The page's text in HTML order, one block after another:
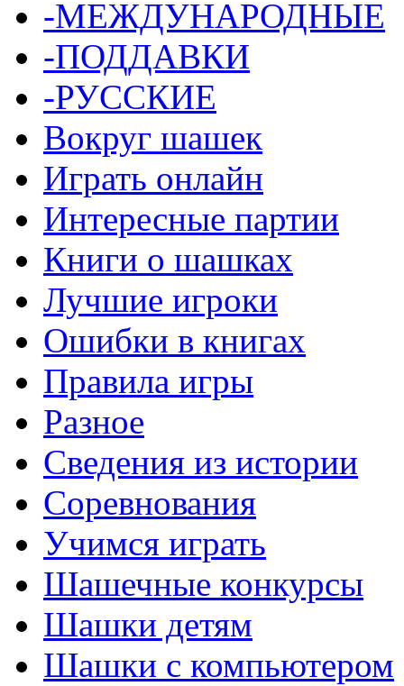
-МЕЖДУНАРОДНЫЕ
-ПОДДАВКИ
-РУССКИЕ
Вокруг шашек
Играть онлайн
Интересные партии
Книги о шашках
Лучшие игроки
Ошибки в книгах
Правила игры
Разное
Сведения из истории
Соревнования
Учимся играть
Шашечные конкурсы
Шашки детям
Шашки с компьютером